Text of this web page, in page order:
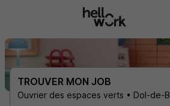
TROUVER MON JOB